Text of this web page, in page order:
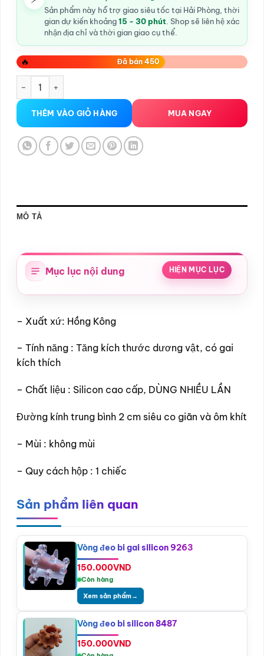
Sản phẩm này hỗ trợ giao siêu tốc tại Hải Phòng, thời
gian dự kiến khoảng15 - 30 phút. Shop sẽ liên hệ xác
nhận địa chỉ và thời gian giao cụ thể.
🔥 Đã bán 450
vòng đeo dương vật silicon số lượng
THÊM VÀO GIỎ HÀNG MUA NGAY
MÔ TẢ
Mục lục nội dung HIỆN MỤC LỤC
– Xuất xứ: Hồng Kông
– Tính năng : Tăng kích thước dương vật, có gai
kích thích
– Chất liệu : Silicon cao cấp, DÙNG NHIỀU LẦN
Đường kính trung bình 2 cm siêu co giãn và ôm khít
– Mùi : không mùi
– Quy cách hộp : 1 chiếc
Sản phẩm liên quan
Vòng đeo bi gai silicon 9263
150.000VND
Còn hàng
Xem sản phẩm→
Vòng đeo bi silicon 8487
150.000VND